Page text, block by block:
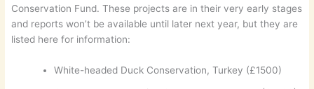
Conservation Fund. These projects are in their very early stages
and reports won’t be available until later next year, but they are
listed here for information:
White-headed Duck Conservation, Turkey (£1500)